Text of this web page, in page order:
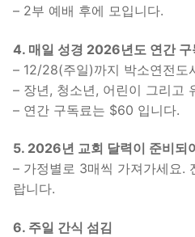
– 2부 예배 후에 모입니다.
4. 매일 성경 2026년도 연간 구
– 12/28(주일)까지 박소연전도
– 장년, 청소년, 어린이 그리고
– 연간 구독료는 $60 입니다.
5. 2026년 교회 달력이 준비되
– 가정별로 3매씩 가져가세요.
랍니다.
6. 주일 간식 섬김